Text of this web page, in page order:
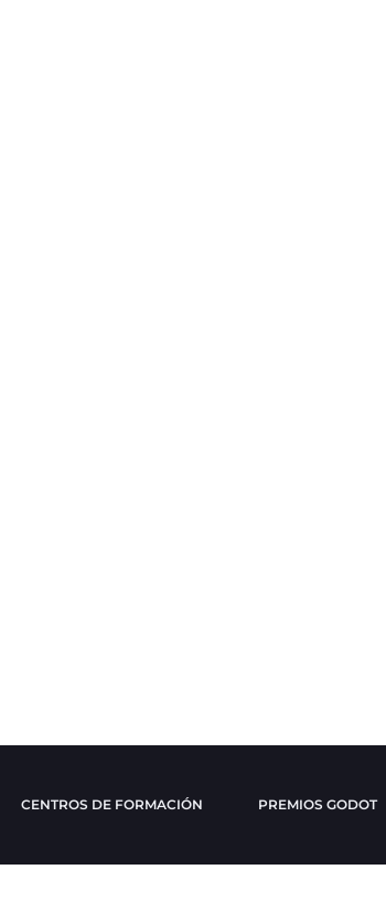
CENTROS DE FORMACIÓN PREMIOS GODOT